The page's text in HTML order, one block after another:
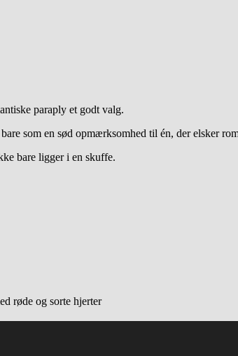
paraply et godt valg.
som en sød opmærksomhed til én, der elsker
bare ligger i en skuffe.
røde og sorte hjerter